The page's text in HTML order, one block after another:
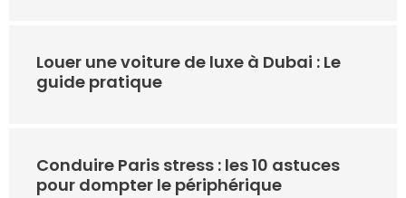
Louer une voiture de luxe à Dubai : Le
guide pratique
Conduire Paris stress : les 10 astuces
pour dompter le périphérique